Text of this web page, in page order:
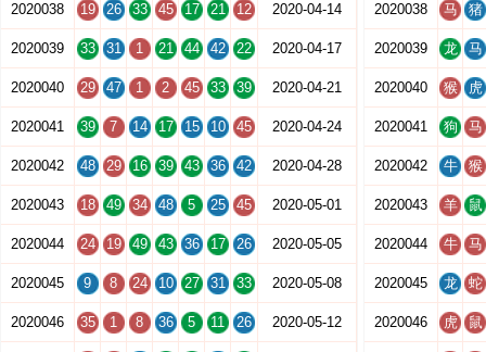
2020038 19 26 33 45 17 21 12 2020-04-14
2020039 33 31 1 21 44 42 22 2020-04-17
2020040 29 47 1 2 45 33 39 2020-04-21
2020041 39 7 14 17 15 10 45 2020-04-24
2020042 48 29 16 39 43 36 42 2020-04-28
2020043 18 49 34 48 5 25 45 2020-05-01
2020044 24 19 49 43 36 17 26 2020-05-05
2020045 9 8 24 10 27 31 33 2020-05-08
2020046 35 1 8 36 5 11 26 2020-05-12
2020038 马 猪
2020039 龙 马
2020040 猴 虎
2020041 狗 马
2020042 牛 猴
2020043 羊 鼠
2020044 牛 马
2020045 龙 蛇
2020046 虎 鼠